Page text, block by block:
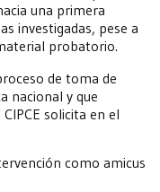
una primera
investigadas, pese a
probatorio.
de toma de
nacional y que
solicita en el
como amicus